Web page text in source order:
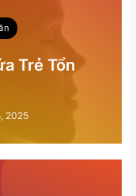
Trẻ Tổn
2025